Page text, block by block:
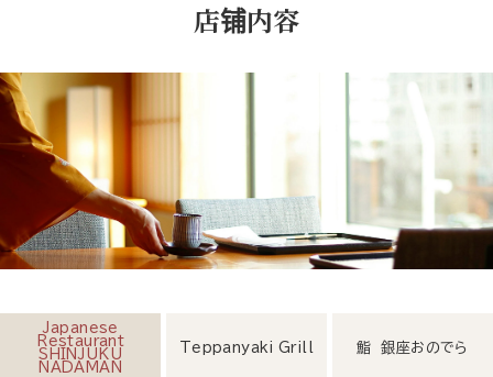
店铺内容
Japanese
Restaurant
SHINJUKU
NADAMAN
Teppanyaki Grill 鮨 銀座おのでら